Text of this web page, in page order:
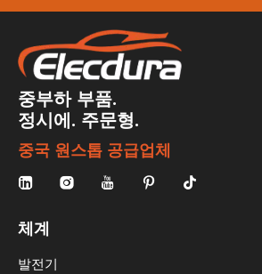
중부하 부품.
정시에. 주문형.
중국 원스톱 공급업체
체계
발전기